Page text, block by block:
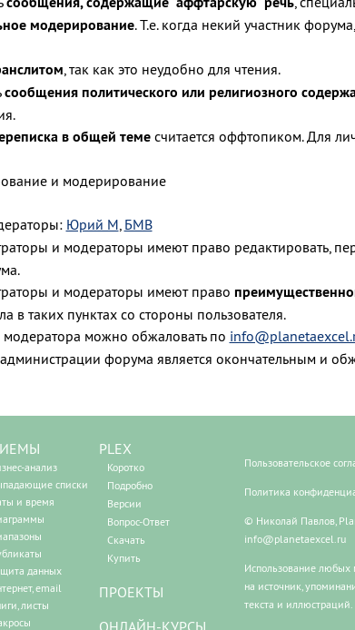
модерирование. Т.е. когда некий участник
, так как это неудобно для чтения.
сообщения политического или религиозного
в общей темесчитается оффтопиком. Для
и модерирование
Юрий М, БМВ
и модераторы имеют право редактировать,
и модераторы имеют право
в таких пунктах со стороны пользователя.
можно обжаловать по
форума является окончательным и
анализ
списки
и время
данных
email
листы
PLEX
Коротко
Подробно
Версии
Вопрос-Ответ
Скачать
Купить
ПРОЕКТЫ
ОНЛАЙН-КУРСЫ
Пользовательское
Политика
© Николай Павлов,
info@planetaexcel.ru
Использование любых
на источник,
текста и иллюстраций.